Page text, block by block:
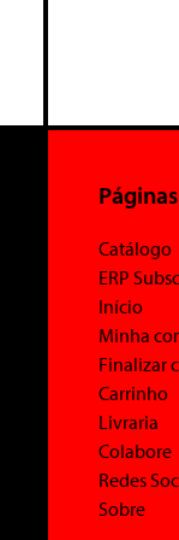
Páginas
Catálogo
ERP
Início
Minha
Finalizar
Carrinho
Livraria
Colabore
Redes
Sobre